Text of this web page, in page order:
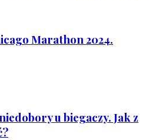
Marathon 2024.
u biegaczy. Jak z